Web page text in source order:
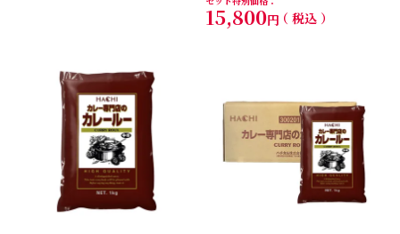
15,800 税込